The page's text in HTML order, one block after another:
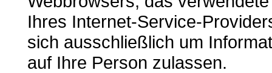
Ihres Internet-Service-
sich ausschließlich um
auf Ihre Person zulassen.